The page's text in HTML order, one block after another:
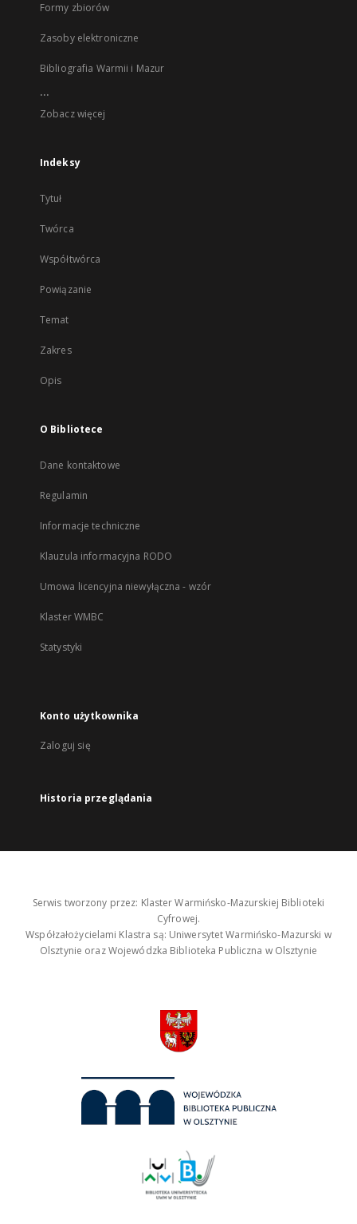
Formy zbiorów
Zasoby elektroniczne
Bibliografia Warmii i Mazur
...
Zobacz więcej
Indeksy
Tytuł
Twórca
Współtwórca
Powiązanie
Temat
Zakres
Opis
O Bibliotece
Dane kontaktowe
Regulamin
Informacje techniczne
Klauzula informacyjna RODO
Umowa licencyjna niewyłączna - wzór
Klaster WMBC
Statystyki
Konto użytkownika
Zaloguj się
Historia przeglądania
Serwis tworzony przez: Klaster Warmińsko-Mazurskiej Biblioteki
Cyfrowej.
Współzałożycielami Klastra są: Uniwersytet Warmińsko-Mazurski w
Olsztynie oraz Wojewódzka Biblioteka Publiczna w Olsztynie